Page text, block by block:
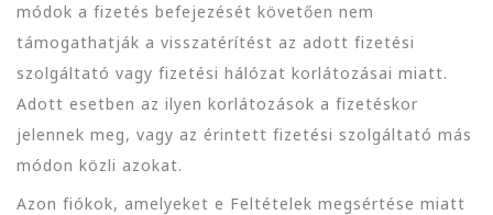
módok a fizetés befejezését követően nem
támogathatják a visszatérítést az adott fizetési
szolgáltató vagy fizetési hálózat korlátozásai miatt.
Adott esetben az ilyen korlátozások a fizetéskor
jelennek meg, vagy az érintett fizetési szolgáltató más
módon közli azokat.
Azon fiókok, amelyeket e Feltételek megsértése miatt